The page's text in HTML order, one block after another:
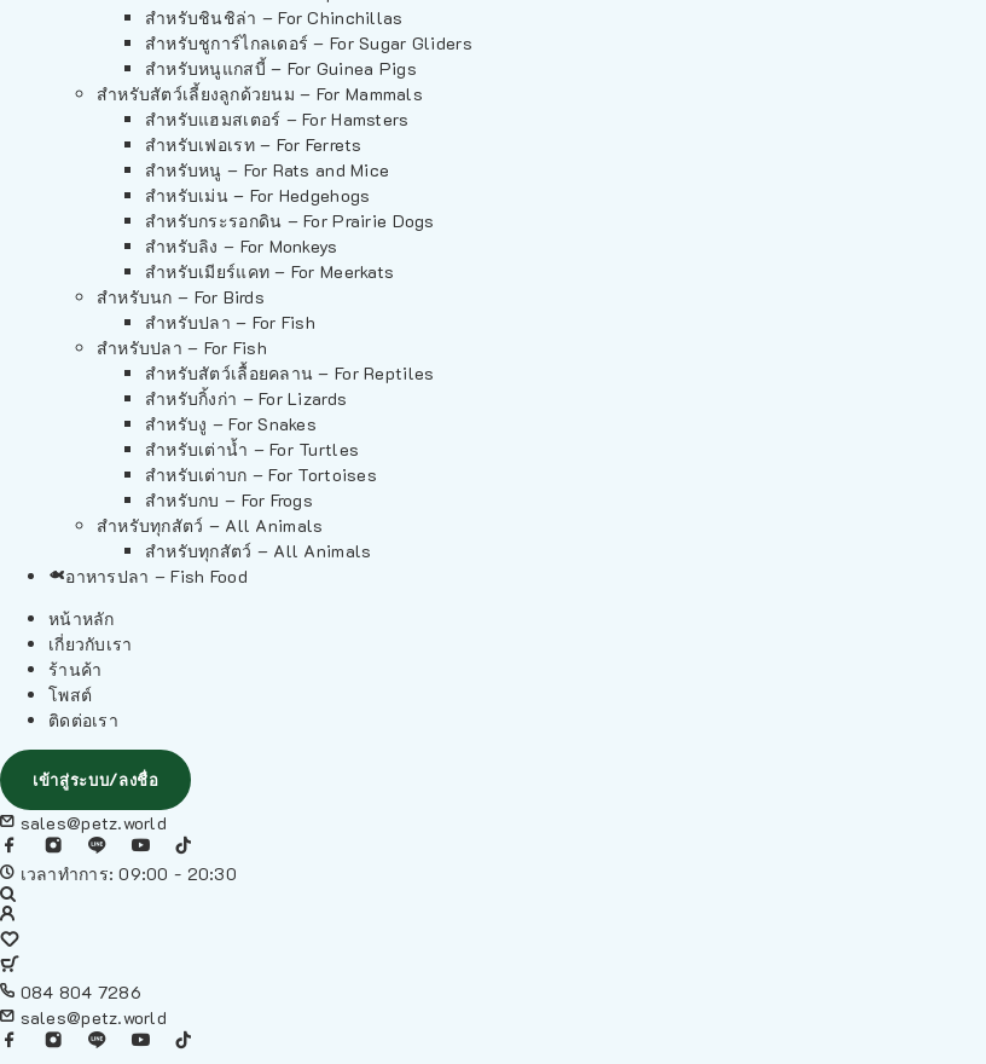
สำหรับชินชิล่า – For Chinchillas
สำหรับชูการ์ไกลเดอร์ – For Sugar Gliders
สำหรับหนูแกสบี้ – For Guinea Pigs
สำหรับสัตว์เลี้ยงลูกด้วยนม – For Mammals
สำหรับแฮมสเตอร์ – For Hamsters
สำหรับเฟอเรท – For Ferrets
สำหรับหนู – For Rats and Mice
สำหรับเม่น – For Hedgehogs
สำหรับกระรอกดิน – For Prairie Dogs
สำหรับลิง – For Monkeys
สำหรับเมียร์แคท – For Meerkats
สำหรับนก – For Birds
สำหรับปลา – For Fish
สำหรับปลา – For Fish
สำหรับสัตว์เลื้อยคลาน – For Reptiles
สำหรับกิ้งก่า – For Lizards
สำหรับงู – For Snakes
สำหรับเต่าน้ำ – For Turtles
สำหรับเต่าบก – For Tortoises
สำหรับกบ – For Frogs
สำหรับทุกสัตว์ – All Animals
สำหรับทุกสัตว์ – All Animals
อาหารปลา – Fish Food
หน้าหลัก
เกี่ยวกับเรา
ร้านค้า
โพสต์
ติดต่อเรา
เข้าสู่ระบบ/ลงชื่อ
sales@petz.world
เวลาทำการ: 09:00 - 20:30
084 804 7286
sales@petz.world